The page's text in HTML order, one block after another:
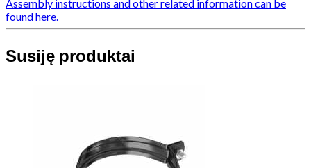
Assembly instructions and other related information can be
found here.
Susiję produktai